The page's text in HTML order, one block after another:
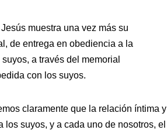
muestra una vez más su
de entrega en obediencia a la
a través del memorial
con los suyos.
claramente que la relación íntima y
suyos, y a cada uno de nosotros, el